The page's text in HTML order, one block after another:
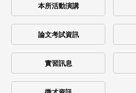
本所活動演講
論文考試資訊
實習訊息